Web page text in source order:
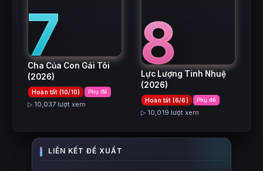
7
Cha Của Con Gái Tôi
(2026)
Hoàn tất (10/10) Phụ đề
▷ 10,037 lượt xem
8
Lực Lượng Tinh Nhuệ
(2026)
Hoàn tất (6/6) Phụ đề
▷ 10,019 lượt xem